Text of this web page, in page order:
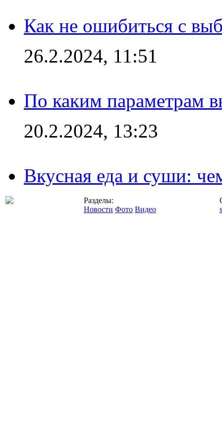
Как не ошибиться с
26.2.2024, 11:51
По каким параметрам
20.2.2024, 13:23
Вкусная еда и суши:
Разделы:
Новости Фото Видео